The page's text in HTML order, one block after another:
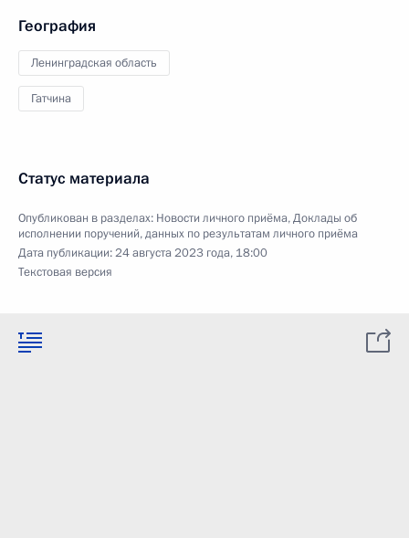
География
Ленинградская область
Гатчина
Статус материала
Опубликован в разделах: Новости личного приёма,Доклады об
исполнении поручений, данных по результатам личного приёма
Дата публикации:24 августа 2023 года, 18:00
Текстовая версия